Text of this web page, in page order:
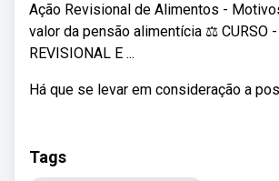
Ação Revisional de Alimentos -
valor da pensão alimentícia ⚖️ CURSO -
REVISIONAL E ...
Há que se levar em consideração a
Tags